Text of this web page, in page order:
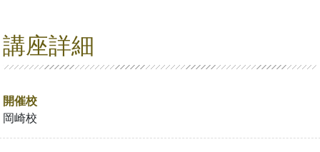
講座詳細
開催校
岡崎校